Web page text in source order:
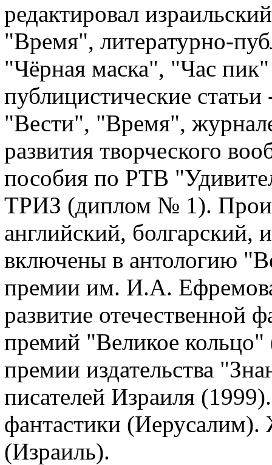
редактировал
"Время", литературно-
"Чёрная маска", "Час
публицистические статьи
"Вести", "Время",
развития творческого
пособия по РТВ
ТРИЗ (диплом № 1).
английский, болгарский,
включены в антологию
премии им. И.А.
развитие отечественной
премий "Великое
премии издательства
писателей Израиля
фантастики
(Израиль).